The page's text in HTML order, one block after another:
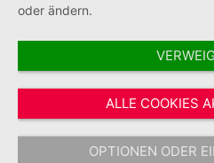
Vertrag widerrufen
* Alle Preise inkl. gesetzl.
Nachnahmegebühren, wenn
Copyright © 2026 Johanniter-
oder ändern.
ALLE COOKIES
OPTIONEN ODER